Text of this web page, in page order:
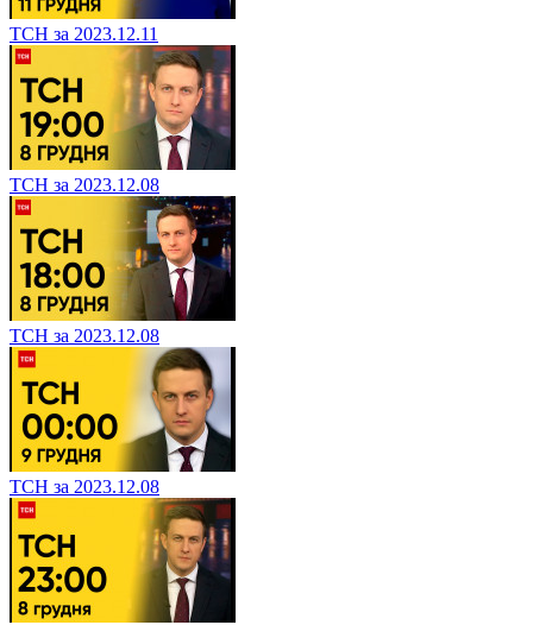
ТСН за 2023.12.11
ТСН за 2023.12.08
ТСН за 2023.12.08
ТСН за 2023.12.08